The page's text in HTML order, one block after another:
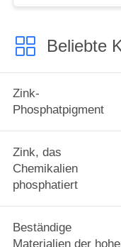
Beliebte
Zink-
Phosphatpigment
Zink, das
Chemikalien
phosphatiert
Beständige
Materialien der